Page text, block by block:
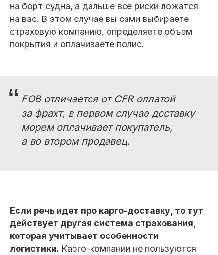
на борт судна, а дальше все риски ложатся
на вас. В этом случае вы сами выбираете
страховую компанию, определяете объем
покрытия и оплачиваете полис.
“ FOB отличается от CFR оплатой
за фрахт, в первом случае доставку
морем оплачивает покупатель,
а во втором продавец.
Если речь идет про карго-доставку, то тут
действует другая система страхования,
которая учитывает особенности
логистики. Карго-компании не пользуются